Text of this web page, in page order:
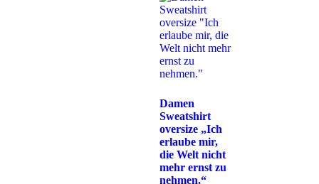
Damen
Sweatshirt
oversize „Ich
erlaube mir,
die Welt nicht
mehr ernst zu
nehmen.“